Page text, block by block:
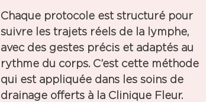
Chaque protocole est structuré pour
suivre les trajets réels de la lymphe,
avec des gestes précis et adaptés au
rythme du corps. C’est cette méthode
qui est appliquée dans les soins de
drainage offerts à la Clinique Fleur.